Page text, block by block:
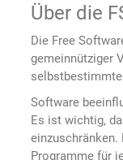
Über die
Die Free
gemeinnütziger
Software
Es ist wichtig,
einzuschränken.
Programme für